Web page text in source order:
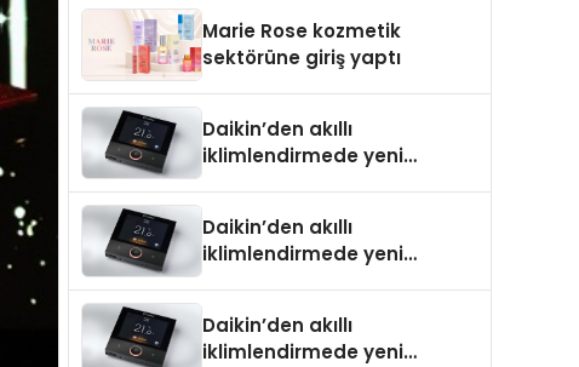
Aldı
Marie Rose kozmetik
sektörüne giriş yaptı
Daikin’den akıllı
iklimlendirmede yeni
Daikin’den akıllı
iklimlendirmede yeni
Daikin’den akıllı
iklimlendirmede yeni